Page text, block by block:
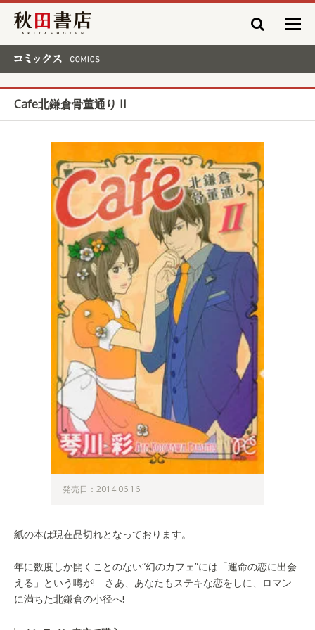
秋田書店
Cafe北鎌倉骨董通り II
発売日：2014.06.16
紙の本は現在品切れとなっております。
年に数度しか開くことのない“幻のカフェ”には「運命の恋に出会
える」という噂が! さあ、あなたもステキな恋をしに、ロマン
に満ちた北鎌倉の小径へ!